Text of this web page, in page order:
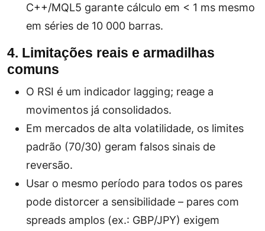
C++/MQL5 garante cálculo em < 1 ms mesmo
em séries de 10 000 barras.
4. Limitações reais e armadilhas
comuns
O RSI é um indicador lagging; reage a
movimentos já consolidados.
Em mercados de alta volatilidade, os limites
padrão (70/30) geram falsos sinais de
reversão.
Usar o mesmo período para todos os pares
pode distorcer a sensibilidade – pares com
spreads amplos (ex.: GBP/JPY) exigem